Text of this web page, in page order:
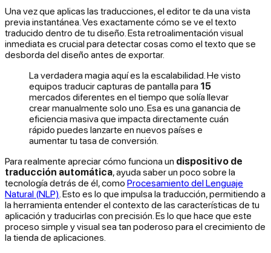
Una vez que aplicas las traducciones, el editor te da una vista
previa instantánea. Ves exactamente cómo se ve el texto
traducido dentro de tu diseño. Esta retroalimentación visual
inmediata es crucial para detectar cosas como el texto que se
desborda del diseño antes de exportar.
La verdadera magia aquí es la escalabilidad. He visto
equipos traducir capturas de pantalla para 15
mercados diferentes en el tiempo que solía llevar
crear manualmente solo uno. Esa es una ganancia de
eficiencia masiva que impacta directamente cuán
rápido puedes lanzarte en nuevos países e
aumentar tu tasa de conversión.
Para realmente apreciar cómo funciona un dispositivo de
traducción automática, ayuda saber un poco sobre la
tecnología detrás de él, como Procesamiento del Lenguaje
Natural (NLP) . Esto es lo que impulsa la traducción, permitiendo a
la herramienta entender el contexto de las características de tu
aplicación y traducirlas con precisión. Es lo que hace que este
proceso simple y visual sea tan poderoso para el crecimiento de
la tienda de aplicaciones.